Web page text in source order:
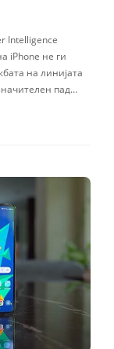
Intelligence
iPhone не ги
на линијата
пад…